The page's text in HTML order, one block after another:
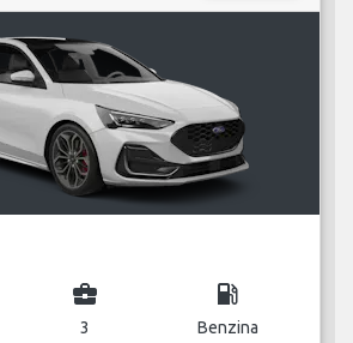
business_center
3
local_gas_station
Benzina